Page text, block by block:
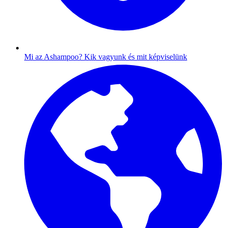
Mi az Ashampoo? Kik vagyunk és mit képviselünk